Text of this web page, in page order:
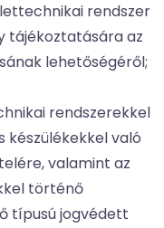
rendszer
tájékoztatására az
lehetőségéről;
rendszerekkel
készülékekkel való
valamint az
történő
típusú jogvédett